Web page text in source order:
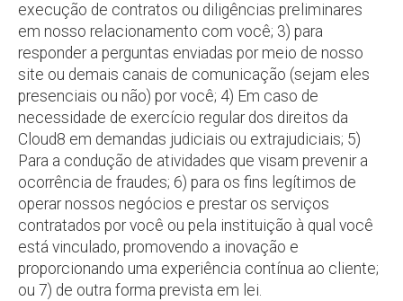
execução de contratos ou diligências preliminares
em nosso relacionamento com você; 3) para
responder a perguntas enviadas por meio de nosso
site ou demais canais de comunicação (sejam eles
presenciais ou não) por você; 4) Em caso de
necessidade de exercício regular dos direitos da
Cloud8 em demandas judiciais ou extrajudiciais; 5)
Para a condução de atividades que visam prevenir a
ocorrência de fraudes; 6) para os fins legítimos de
operar nossos negócios e prestar os serviços
contratados por você ou pela instituição à qual você
está vinculado, promovendo a inovação e
proporcionando uma experiência contínua ao cliente;
ou 7) de outra forma prevista em lei.